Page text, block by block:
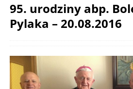
95. urodziny abp.
Pylaka – 20.08.2016